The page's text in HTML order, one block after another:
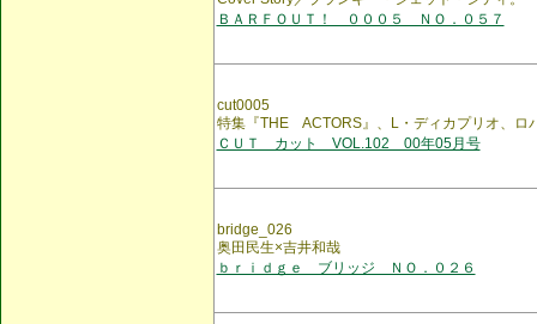
ＢＡＲＦＯＵＴ！ ０００５ ＮＯ．０５７
cut0005
特集『THE ACTORS』、L・ディカプリオ、ロ
ＣＵＴ カット VOL.102 00年05月号
bridge_026
奥田民生×吉井和哉
ｂｒｉｄｇｅ ブリッジ ＮＯ．０２６